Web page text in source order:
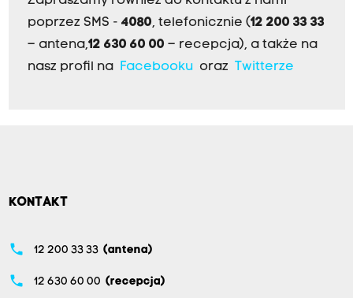
poprzez SMS - 4080, telefonicznie (12 200 33 33
– antena,12 630 60 00 – recepcja), a także na
nasz profil na Facebookuoraz Twitterze
KONTAKT
phone 12 200 33 33 (antena)
phone 12 630 60 00 (recepcja)